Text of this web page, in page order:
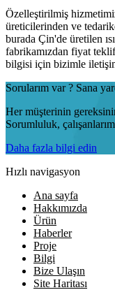
Özelleştirilmiş
üreticilerinden ve
burada Çin'de üretilen
fabrikamızdan fiyat
bilgisi için bizimle
Sorularım var ? Sana
Her müşterinin
Sorumluluk,
Daha fazla bilgi edin
Hızlı navigasyon
Ana sayfa
Hakkımızda
Ürün
Haberler
Proje
Bilgi
Bize Ulaşın
Site Haritası